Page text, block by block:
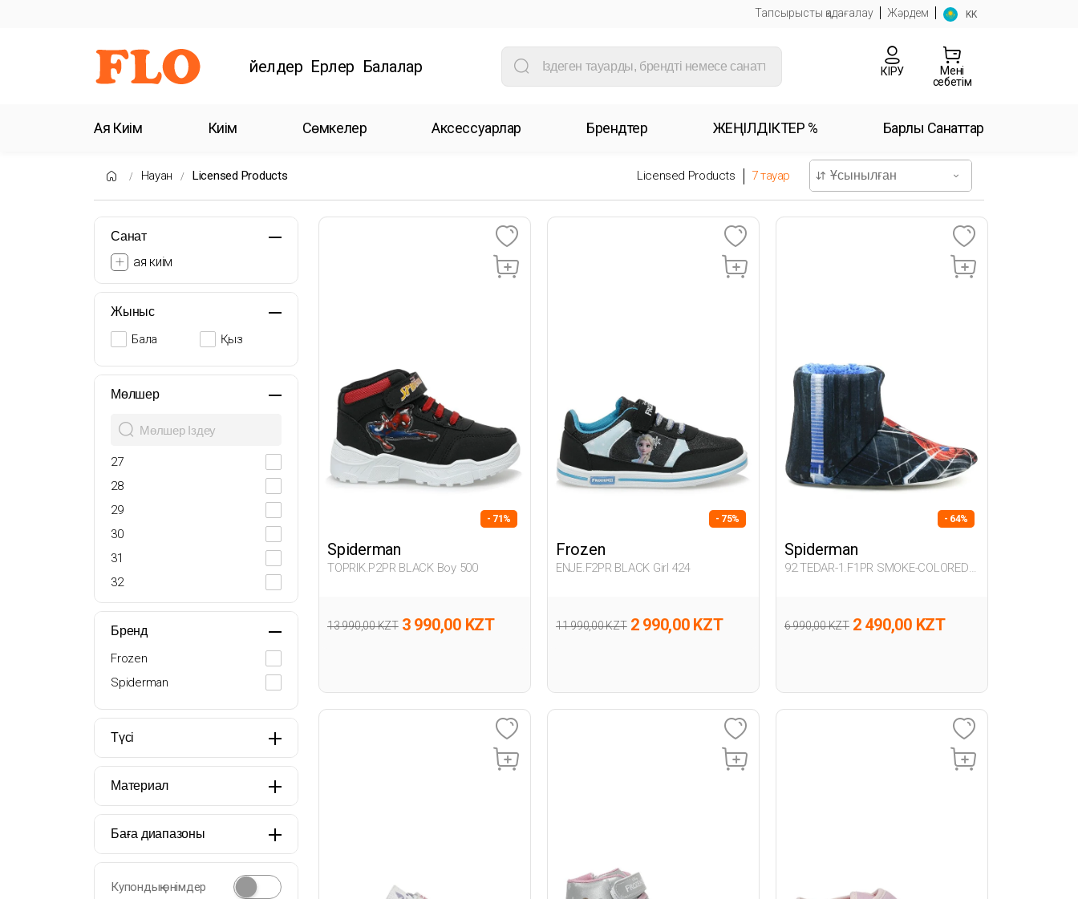
Тапсырысты қадағалау Жәрдем KK
Әйелдер Ерлер Балалар КІРУ
Менің
себетім
Аяқ Киім Киім Сөмкелер Аксессуарлар Брендтер ЖЕҢІЛДІКТЕР % Барлық Санаттар
Науқан Licensed Products Licensed Products 7тауар
Санат
аяқ киім
Жыныс
Бала Қыз
Мөлшер
27
28
29
30
31
32
33
34
35
Бренд
Frozen
Spiderman
Түсі
Материал
Баға диапазоны
Купондық өнімдер
- 71%
Spiderman
TOPRIK.P2PR BLACK Boy 500
13 990,00 KZT 3 990,00 KZT
- 75%
Frozen
ENJE.F2PR BLACK Girl 424
11 990,00 KZT 2 990,00 KZT
- 64%
Spiderman
92.TEDAR-1.F1PR SMOKE-COLORED
6 990,00 KZT 2 490,00 KZT